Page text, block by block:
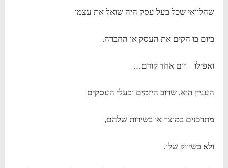
שהלוואי שכל בעל עסק היה שואל את עצמו
ביום בו הקים את העסק או החברה.
ואפילו – יום אחד קודם…
העניין הוא, שרוב היזמים ובעלי העסקים
מתרכזים במוצר או בשירות שלהם,
ולא בשיווק שלו,